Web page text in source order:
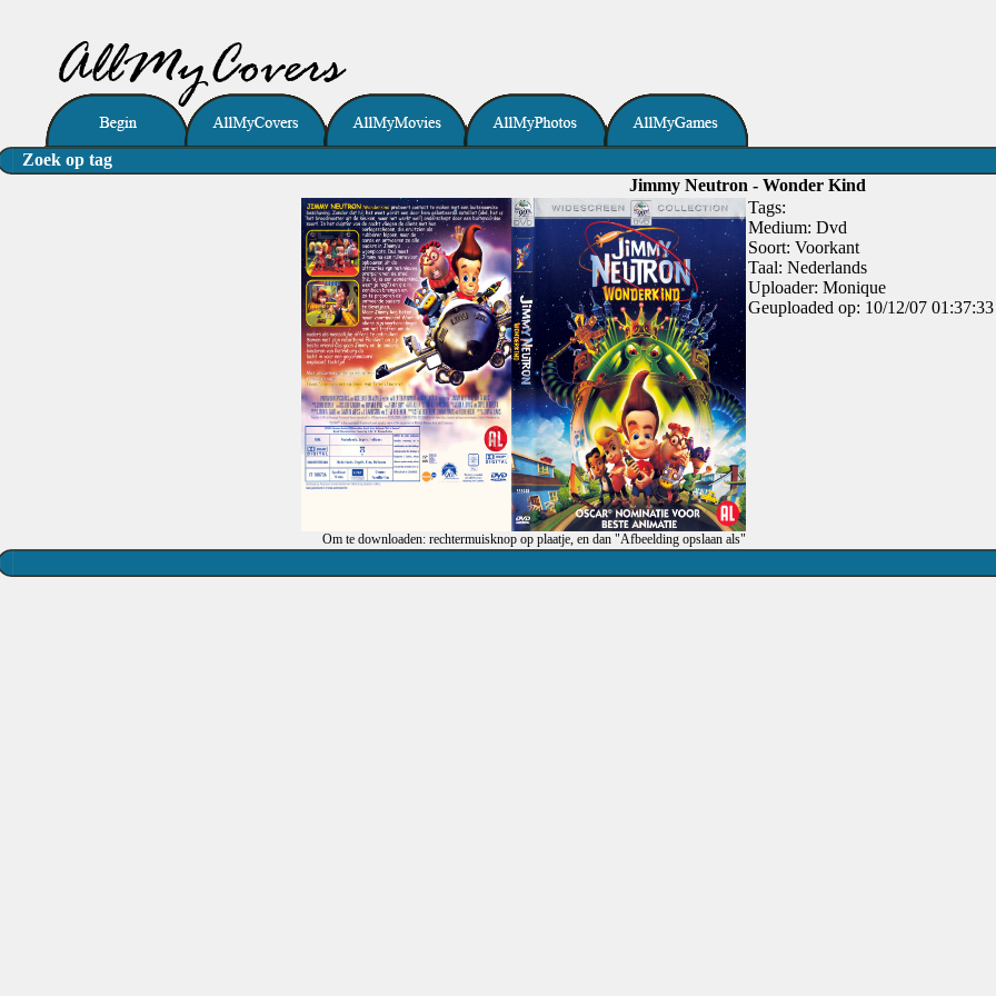
Zoek op tag
Jimmy Neutron - Wonder Kind
Om te downloaden: rechtermuisknop op plaatje, en dan "Afbeelding opslaan als"
Tags:
Medium: Dvd
Soort: Voorkant
Taal: Nederlands
Uploader: Monique
Geuploaded op: 10/12/07 01:37:33